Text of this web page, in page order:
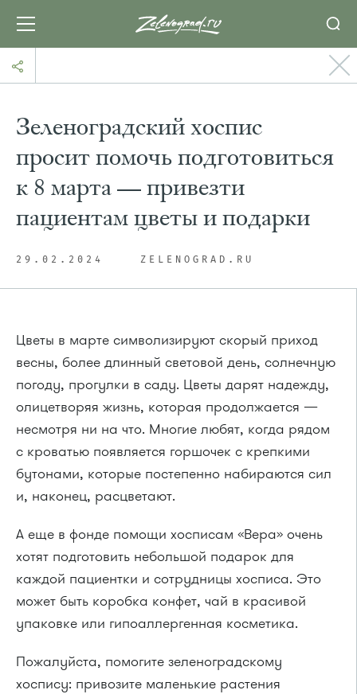
Зеленоградский хоспис
просит помочь подготовиться
к 8 марта — привезти
пациентам цветы и подарки
29.02.2024 ZELENOGRAD.RU
Цветы в марте символизируют скорый приход
весны, более длинный световой день, солнечную
погоду, прогулки в саду. Цветы дарят надежду,
олицетворяя жизнь, которая продолжается —
несмотря ни на что. Многие любят, когда рядом
с кроватью появляется горшочек с крепкими
бутонами, которые постепенно набираются сил
и, наконец, расцветают.
А еще в фонде помощи хосписам «Вера» очень
хотят подготовить небольшой подарок для
каждой пациентки и сотрудницы хосписа. Это
может быть коробка конфет, чай в красивой
упаковке или гипоаллергенная косметика.
Пожалуйста, помогите зеленоградскому
хоспису: привозите маленькие растения